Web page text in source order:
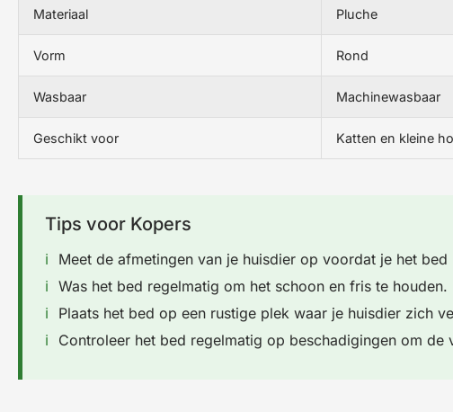
Materiaal Pluche
Vorm Rond
Wasbaar Machinewasbaar
Geschikt voor Katten en kleine
Tips voor Kopers
Meet de afmetingen van je huisdier op voordat je het
Was het bed regelmatig om het schoon en fris te houden.
Plaats het bed op een rustige plek waar je huisdier zich
Controleer het bed regelmatig op beschadigingen om de